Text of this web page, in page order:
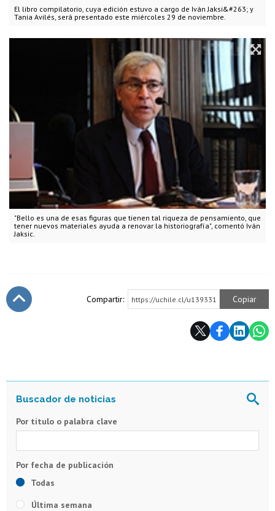
El libro compilatorio, cuya edición estuvo a cargo de Iván Jaksi&#263; y
Tania Avilés, será presentado este miércoles 29 de noviembre.
"Bello es una de esas figuras que tienen tal riqueza de pensamiento, que
tener nuevos materiales ayuda a renovar la historiografía", comentó Iván
Jaksic.
Compartir: https://uchile.cl/u139331 Copiar
Por título o palabra clave
Todas
Última semana